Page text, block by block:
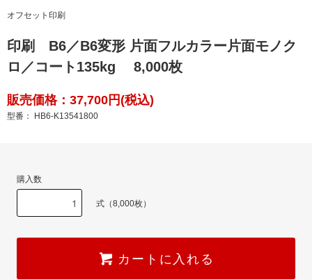
オフセット印刷
印刷 B6／B6変形 片面フルカラー片面モノク
ロ／コート135kg 8,000枚
販売価格：37,700円(税込)
型番： HB6-K13541800
購入数
式（8,000枚）
カートに入れる